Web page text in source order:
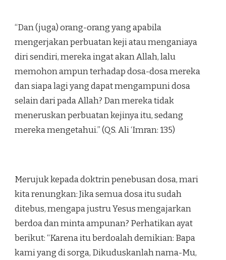
“Dan (juga) orang-orang yang apabila
mengerjakan perbuatan keji atau menganiaya
diri sendiri, mereka ingat akan Allah, lalu
memohon ampun terhadap dosa-dosa mereka
dan siapa lagi yang dapat mengampuni dosa
selain dari pada Allah? Dan mereka tidak
meneruskan perbuatan kejinya itu, sedang
mereka mengetahui.” (QS. Ali ‘Imran: 135)
Merujuk kepada doktrin penebusan dosa, mari
kita renungkan: Jika semua dosa itu sudah
ditebus, mengapa justru Yesus mengajarkan
berdoa dan minta ampunan? Perhatikan ayat
berikut: “Karena itu berdoalah demikian: Bapa
kami yang di sorga, Dikuduskanlah nama-Mu,